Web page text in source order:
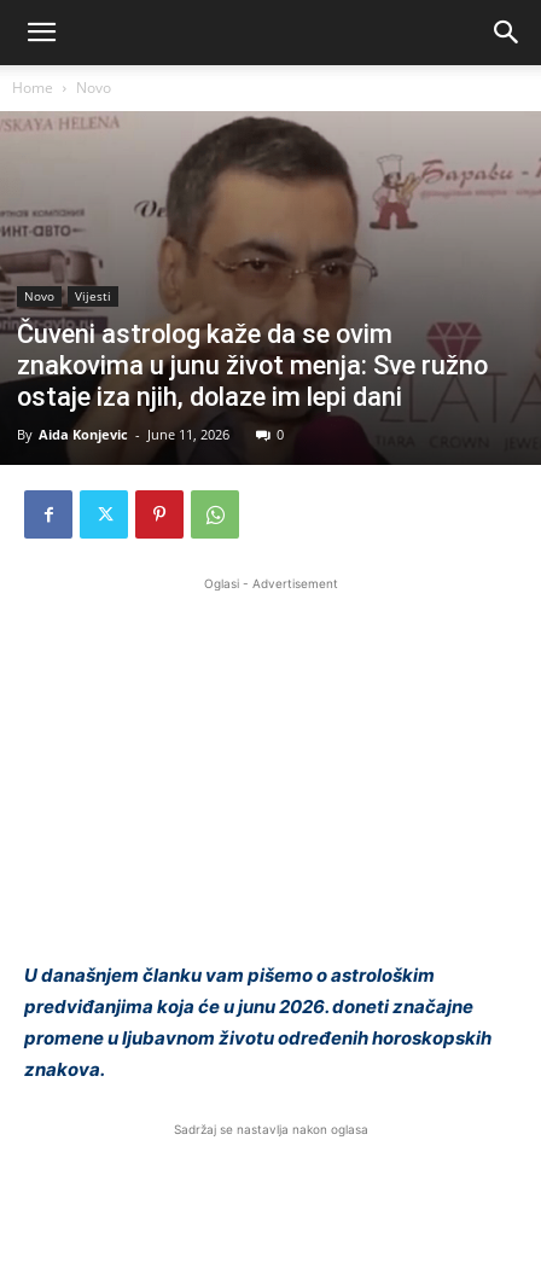
Home Novo
Novo Vijesti
Čuveni astrolog kaže da se ovim
znakovima u junu život menja: Sve ružno
ostaje iza njih, dolaze im lepi dani
By Aida Konjevic - June 11, 2026 0
Oglasi - Advertisement
U današnjem članku vam pišemo o astrološkim
predviđanjima koja će u junu 2026. doneti značajne
promene u ljubavnom životu određenih horoskopskih
znakova.
Sadržaj se nastavlja nakon oglasa